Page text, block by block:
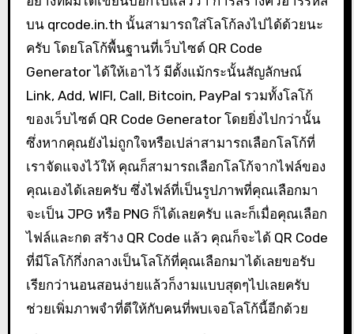
บน qrcode.in.th นั้นสามารถใส่โลโก้ลงไปได้ด้วยนะ
ครับ โดยโลโก้พื้นฐานที่เว็บไซต์ QR Code
Generator ได้ให้เอาไว้ มีตั้งแม้กระนั้นสัญลักษณ์
Link, Add, WIFI, Call, Bitcoin, PayPal รวมทั้งโลโก้
ของเว็บไซต์ QR Code Generator โดยยิ่งไปกว่านั้น
ซึ่งหากคุณยังไม่ถูกใจหรือเปล่าสามารถเลือกโลโก้ที่
เราจัดแจงไว้ให้ คุณก็สามารถเลือกโลโก้จากไฟล์ของ
คุณเองได้เลยครับ ซึ่งไฟล์ที่เป็นรูปภาพที่คุณเลือกมา
จะเป็น JPG หรือ PNG ก็ได้เลยครับ และก็เมื่อคุณเลือก
ไฟล์และกด สร้าง QR Code แล้ว คุณก็จะได้ QR Code
ที่มีโลโก้กึ่งกลางเป็นโลโก้ที่คุณเลือกมาได้เลยขอรับ
เรียกว่านอนสอนง่ายแล้วก็งามแบบสุดๆไปเลยครับ
ช่วยเพิ่มภาพจำที่ดีให้กับคนที่พบเจอโลโก้นี้อีกด้วย